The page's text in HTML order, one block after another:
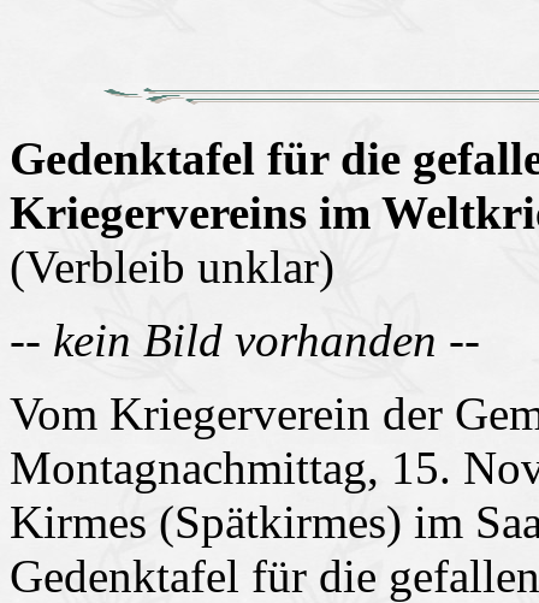
Gedenktafel für die
Kriegervereins im
(Verbleib unklar)
-- kein Bild vorhanden --
Vom Kriegerverein der
Montagnachmittag, 15.
Kirmes (Spätkirmes) im
Gedenktafel für die